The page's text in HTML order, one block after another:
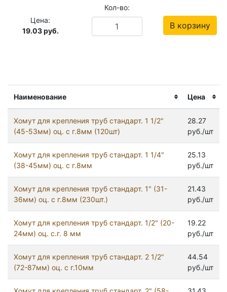
Наименование Цена
Хомут для крепления труб стандарт. 1 1/2"
(45-53мм) оц. с г.8мм (120шт)
28.27
руб./шт
Хомут для крепления труб стандарт. 1 1/4"
(38-45мм) оц. с г.8мм
25.13
руб./шт
Хомут для крепления труб стандарт. 1" (31-
36мм) оц. с г.8мм (230шт.)
21.43
руб./шт
Хомут для крепления труб стандарт. 1/2" (20-
24мм) оц. с.г. 8 мм
19.22
руб./шт
Хомут для крепления труб стандарт. 2 1/2"
(72-87мм) оц. с г.10мм
44.54
руб./шт
Цена:
19.03руб.
Кол-во:
В корзину